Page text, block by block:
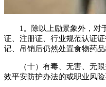
1。除以上励景象外，对
证、注册证、行业规范认证
记、吊销后仍然处置食物药
（十）有毒、无害、无限
效平安防护办法的或职业风